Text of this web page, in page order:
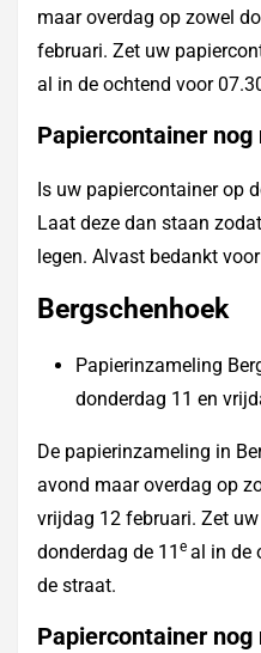
maar overdag op zowel
februari. Zet uw
al in de ochtend voor
Papiercontainer nog
Is uw papiercontainer op
Laat deze dan staan
legen. Alvast bedankt
Bergschenhoek
Papierinzameling
donderdag 11 en
De papierinzameling in
avond maar overdag op
vrijdag 12 februari. Zet
donderdag de 11 e al in de
de straat.
Papiercontainer nog